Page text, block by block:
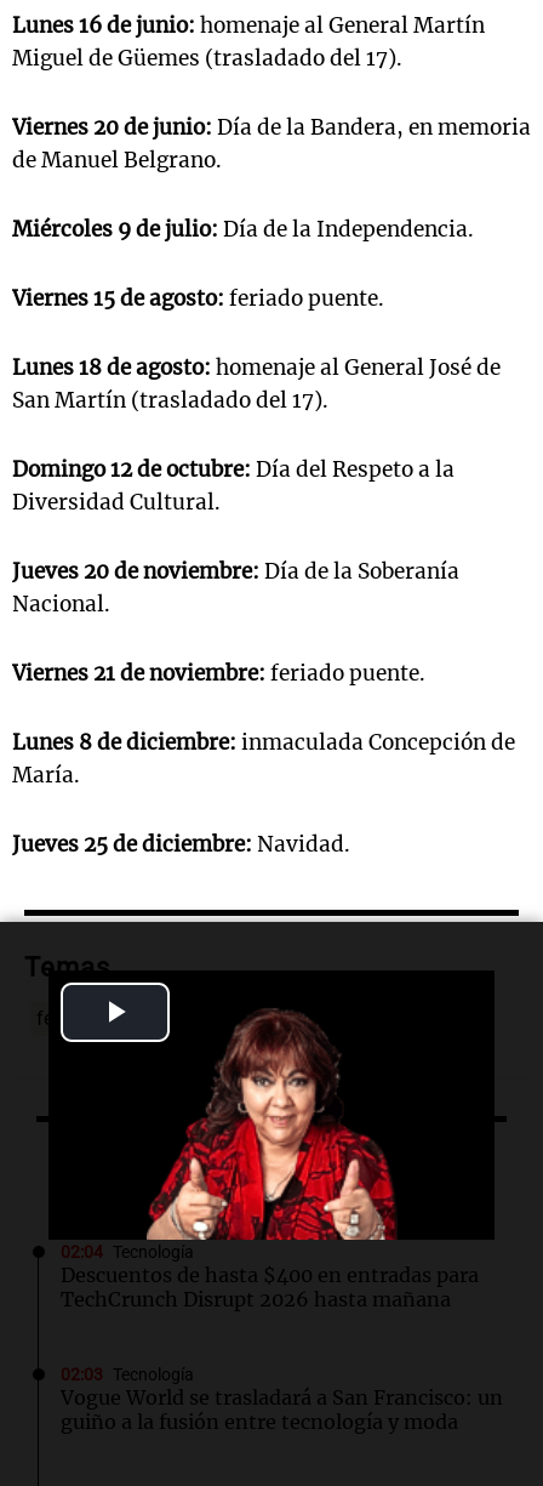
Video
Lunes 16 de junio: homenaje al General Martín
Miguel de Güemes (trasladado del 17).
Viernes 20 de junio: Día de la Bandera, en memoria
de Manuel Belgrano.
Miércoles 9 de julio: Día de la Independencia.
Viernes 15 de agosto: feriado puente.
Lunes 18 de agosto: homenaje al General José de
San Martín (trasladado del 17).
Domingo 12 de octubre: Día del Respeto a la
Diversidad Cultural.
Jueves 20 de noviembre: Día de la Soberanía
Nacional.
Viernes 21 de noviembre: feriado puente.
Lunes 8 de diciembre: inmaculada Concepción de
María.
Jueves 25 de diciembre: Navidad.
Temas
feriado fin de semana largo Junio
Lo último
02:04 Tecnología
Descuentos de hasta $400 en entradas para
TechCrunch Disrupt 2026 hasta mañana
02:03 Tecnología
Vogue World se trasladará a San Francisco: un
guiño a la fusión entre tecnología y moda